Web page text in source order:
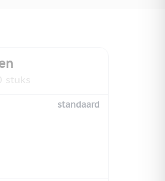
stuks
standaard